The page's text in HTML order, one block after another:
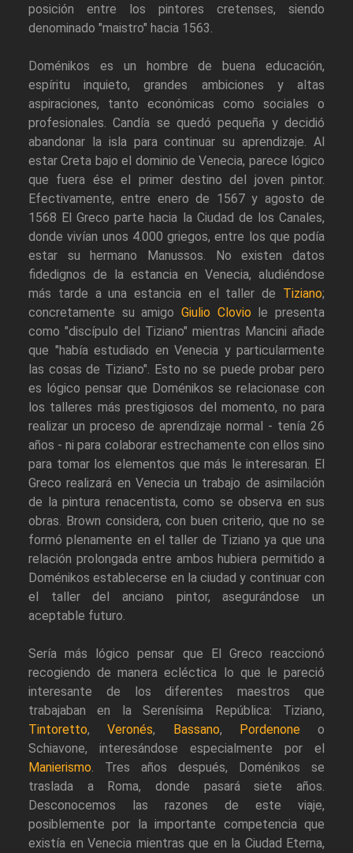
posición entre los pintores cretenses, siendo
denominado "maistro" hacia 1563.
Doménikos es un hombre de buena educación,
espíritu inquieto, grandes ambiciones y altas
aspiraciones, tanto económicas como sociales o
profesionales. Candía se quedó pequeña y decidió
abandonar la isla para continuar su aprendizaje. Al
estar Creta bajo el dominio de Venecia, parece lógico
que fuera ése el primer destino del joven pintor.
Efectivamente, entre enero de 1567 y agosto de
1568 El Greco parte hacia la Ciudad de los Canales,
donde vivían unos 4.000 griegos, entre los que podía
estar su hermano Manussos. No existen datos
fidedignos de la estancia en Venecia, aludiéndose
más tarde a una estancia en el taller de Tiziano;
concretamente su amigo Giulio Clovio le presenta
como "discípulo del Tiziano" mientras Mancini añade
que "había estudiado en Venecia y particularmente
las cosas de Tiziano". Esto no se puede probar pero
es lógico pensar que Doménikos se relacionase con
los talleres más prestigiosos del momento, no para
realizar un proceso de aprendizaje normal - tenía 26
años - ni para colaborar estrechamente con ellos sino
para tomar los elementos que más le interesaran. El
Greco realizará en Venecia un trabajo de asimilación
de la pintura renacentista, como se observa en sus
obras. Brown considera, con buen criterio, que no se
formó plenamente en el taller de Tiziano ya que una
relación prolongada entre ambos hubiera permitido a
Doménikos establecerse en la ciudad y continuar con
el taller del anciano pintor, asegurándose un
aceptable futuro.
Sería más lógico pensar que El Greco reaccionó
recogiendo de manera ecléctica lo que le pareció
interesante de los diferentes maestros que
trabajaban en la Serenísima República: Tiziano,
Tintoretto,Veronés, Bassano, Pordenone o
Schiavone, interesándose especialmente por el
Manierismo. Tres años después, Doménikos se
traslada a Roma, donde pasará siete años.
Desconocemos las razones de este viaje,
posiblemente por la importante competencia que
existía en Venecia mientras que en la Ciudad Eterna,